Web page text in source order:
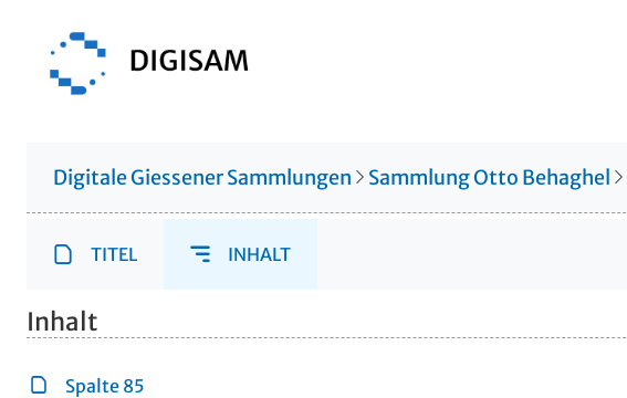
Digitale Giessener Sammlungen Sammlung Otto Behaghel
TITEL INHALT
Inhalt
Spalte 85